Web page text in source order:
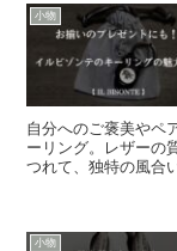
小物
自分へのご褒美やペ
ーリング。レザーの
つれて、独特の風合
小物